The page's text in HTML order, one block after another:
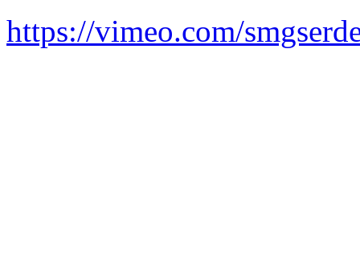
https://vimeo.com/